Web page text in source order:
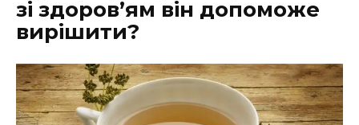
зі здоров’ям він допоможе
вирішити?